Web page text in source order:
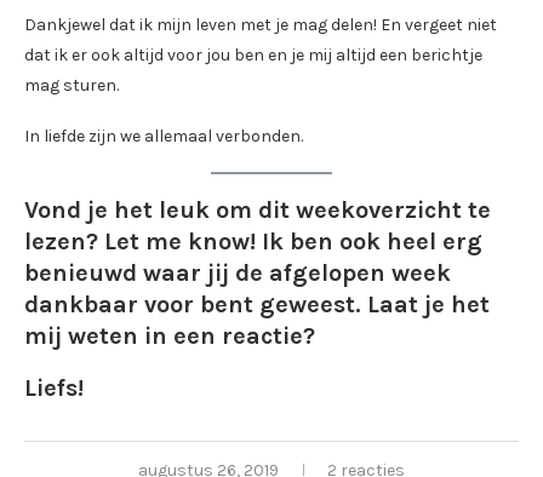
Dankjewel dat ik mijn leven met je mag delen! En vergeet niet
dat ik er ook altijd voor jou ben en je mij altijd een berichtje
mag sturen.
In liefde zijn we allemaal verbonden.
Vond je het leuk om dit weekoverzicht te
lezen? Let me know! Ik ben ook heel erg
benieuwd waar jij de afgelopen week
dankbaar voor bent geweest. Laat je het
mij weten in een reactie?
Liefs!
augustus 26, 2019 2 reacties